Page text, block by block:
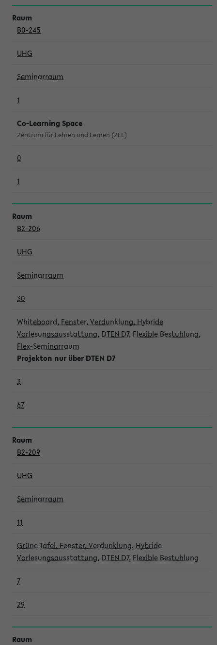
B0-245
UHG
Seminarraum
1
Co-Learning Space
Zentrum für Lehren und Lernen (ZLL)
0
1
B2-206
UHG
Seminarraum
30
Whiteboard, Fenster, Verdunklung, Hybride
Vorlesungsausstattung, DTEN D7, Flexible Bestuhlung,
Flex-Seminarraum
Projekton nur über DTEN D7
3
67
B2-209
UHG
Seminarraum
11
Grüne Tafel, Fenster, Verdunklung, Hybride
Vorlesungsausstattung, DTEN D7, Flexible Bestuhlung
7
29